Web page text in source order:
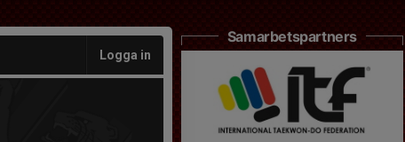
Logga in
Samarbetspartners